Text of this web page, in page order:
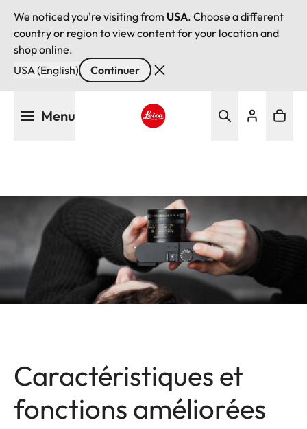
We noticed you're visiting from USA. Choose a different
country or region to view content for your location and
shop online.
USA (English)
Continuer
Menu
Caractéristiques et
fonctions améliorées